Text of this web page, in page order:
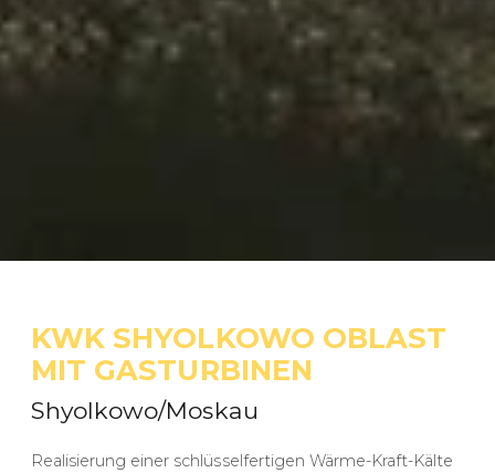
KWK SHYOLKOWO OBLAST
MIT GASTURBINEN
Shyolkowo/Moskau
Realisierung einer schlüsselfertigen Wärme-Kraft-Kälte